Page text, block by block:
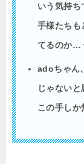
いう気持
手様たちも
てるのか…
adoちゃん
じゃない
この手し